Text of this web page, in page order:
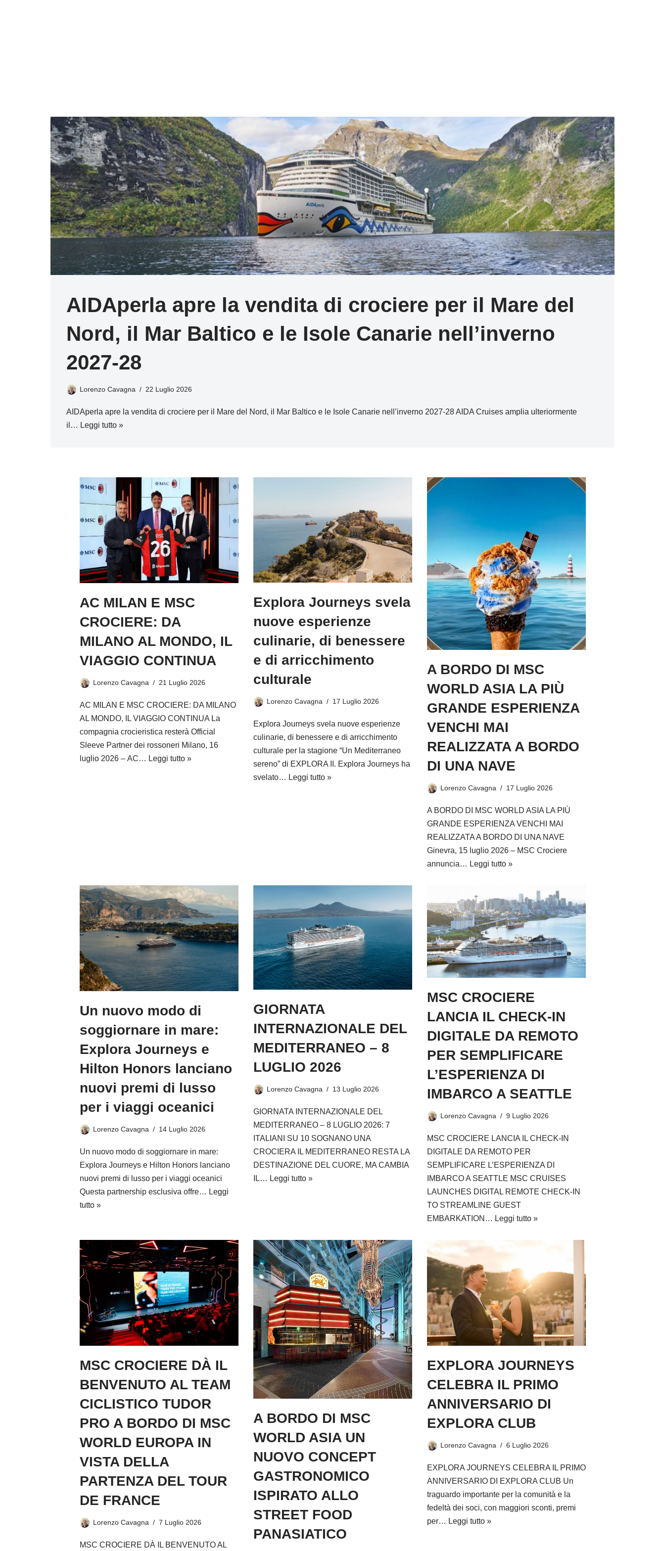
AIDAperla apre la vendita di crociere per il Mare del
Nord, il Mar Baltico e le Isole Canarie nell’inverno
2027-28
Lorenzo Cavagna 22 Luglio 2026
AIDAperla apre la vendita di crociere per il Mare del Nord, il Mar Baltico e le Isole Canarie nell’inverno 2027-28 AIDA Cruises amplia ulteriormente
il… Leggi tutto »
AC MILAN E MSC
CROCIERE: DA
MILANO AL MONDO, IL
VIAGGIO CONTINUA
Lorenzo Cavagna 21 Luglio 2026
AC MILAN E MSC CROCIERE: DA MILANO
AL MONDO, IL VIAGGIO CONTINUA La
compagnia crocieristica resterà Official
Sleeve Partner dei rossoneri Milano, 16
luglio 2026 – AC… Leggi tutto »
Explora Journeys svela
nuove esperienze
culinarie, di benessere
e di arricchimento
culturale
Lorenzo Cavagna 17 Luglio 2026
Explora Journeys svela nuove esperienze
culinarie, di benessere e di arricchimento
culturale per la stagione “Un Mediterraneo
sereno” di EXPLORA II. Explora Journeys ha
svelato… Leggi tutto »
A BORDO DI MSC
WORLD ASIA LA PIÙ
GRANDE ESPERIENZA
VENCHI MAI
REALIZZATA A BORDO
DI UNA NAVE
Lorenzo Cavagna 17 Luglio 2026
A BORDO DI MSC WORLD ASIA LA PIÙ
GRANDE ESPERIENZA VENCHI MAI
REALIZZATA A BORDO DI UNA NAVE
Ginevra, 15 luglio 2026 – MSC Crociere
annuncia… Leggi tutto »
Un nuovo modo di
soggiornare in mare:
Explora Journeys e
Hilton Honors lanciano
nuovi premi di lusso
per i viaggi oceanici
Lorenzo Cavagna 14 Luglio 2026
Un nuovo modo di soggiornare in mare:
Explora Journeys e Hilton Honors lanciano
nuovi premi di lusso per i viaggi oceanici
Questa partnership esclusiva offre… Leggi
tutto »
GIORNATA
INTERNAZIONALE DEL
MEDITERRANEO – 8
LUGLIO 2026
Lorenzo Cavagna 13 Luglio 2026
GIORNATA INTERNAZIONALE DEL
MEDITERRANEO – 8 LUGLIO 2026: 7
ITALIANI SU 10 SOGNANO UNA
CROCIERA IL MEDITERRANEO RESTA LA
DESTINAZIONE DEL CUORE, MA CAMBIA
IL… Leggi tutto »
MSC CROCIERE
LANCIA IL CHECK-IN
DIGITALE DA REMOTO
PER SEMPLIFICARE
L’ESPERIENZA DI
IMBARCO A SEATTLE
Lorenzo Cavagna 9 Luglio 2026
MSC CROCIERE LANCIA IL CHECK-IN
DIGITALE DA REMOTO PER
SEMPLIFICARE L’ESPERIENZA DI
IMBARCO A SEATTLE MSC CRUISES
LAUNCHES DIGITAL REMOTE CHECK-IN
TO STREAMLINE GUEST
EMBARKATION… Leggi tutto »
MSC CROCIERE DÀ IL
BENVENUTO AL TEAM
CICLISTICO TUDOR
PRO A BORDO DI MSC
WORLD EUROPA IN
VISTA DELLA
PARTENZA DEL TOUR
DE FRANCE
Lorenzo Cavagna 7 Luglio 2026
MSC CROCIERE DÀ IL BENVENUTO AL
A BORDO DI MSC
WORLD ASIA UN
NUOVO CONCEPT
GASTRONOMICO
ISPIRATO ALLO
STREET FOOD
PANASIATICO
EXPLORA JOURNEYS
CELEBRA IL PRIMO
ANNIVERSARIO DI
EXPLORA CLUB
Lorenzo Cavagna 6 Luglio 2026
EXPLORA JOURNEYS CELEBRA IL PRIMO
ANNIVERSARIO DI EXPLORA CLUB Un
traguardo importante per la comunità e la
fedeltà dei soci, con maggiori sconti, premi
per… Leggi tutto »